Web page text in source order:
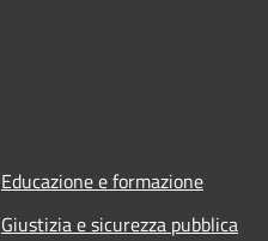
Educazione e formazione
Giustizia e sicurezza pubblica